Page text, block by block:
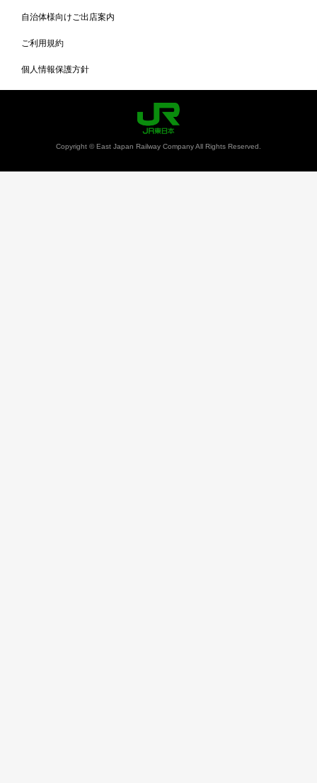
自治体様向けご出店案内
ご利用規約
個人情報保護方針
Copyright © East Japan Railway Company All Rights Reserved.